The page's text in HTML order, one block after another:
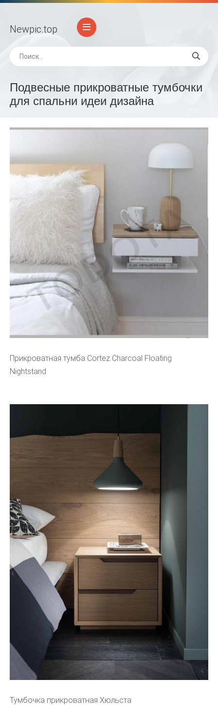
Newpic.top
Подвесные прикроватные тумбочки
для спальни идеи дизайна
Прикроватная тумба Cortez Charcoal Floating
Nightstand
Тумбочка прикроватная Хюльста